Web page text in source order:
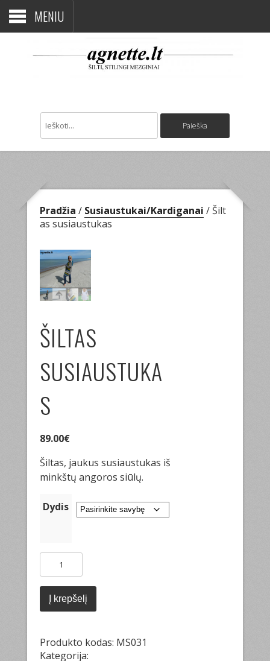
MENIU
Pradžia / Susiaustukai/Kardiganai / Šilt
as susiaustukas
ŠILTAS
SUSIAUSTUKA
S
89.00€
Šiltas, jaukus susiaustukas iš
minkštų angoros siūlų.
Dydis
kiekis:
Šiltas
susiaustukas
Į krepšelį
Produkto kodas: MS031
Kategorija: